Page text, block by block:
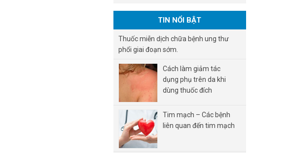
TIN NỔI BẬT
Thuốc miễn dịch chữa bệnh ung thư
phổi giai đoạn sớm.
Cách làm giảm tác
dụng phụ trên da khi
dùng thuốc đích
Tim mạch – Các bệnh
liên quan đến tim mạch